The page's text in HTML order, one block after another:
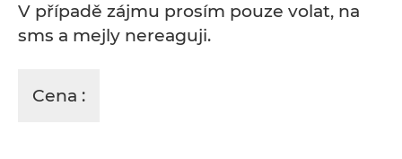
V případě zájmu prosím pouze volat, na
sms a mejly nereaguji.
Cena :